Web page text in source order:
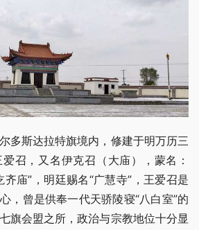
多斯达拉特旗境内，修建于明万历三
召，又名伊克召（大庙），蒙名：
庙”，明廷赐名“广慧寺”，王爱召是
，曾是供奉一代天骄陵寝“八白室”的
旗会盟之所，政治与宗教地位十分显